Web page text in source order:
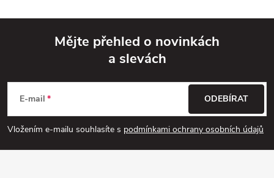
p
a
Mějte přehled o novinkách
a slevách
E-mail
Vložením e-mailu souhlasíte s podmínkami ochrany osobních údajů
ODEBÍRAT